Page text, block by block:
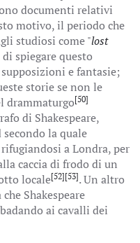
documenti relativi
motivo, il periodo che
studiosi come "lost
spiegare questo
e fantasie;
storie se non le
drammaturgo[50]
di Shakespeare,
la quale
a Londra, per
caccia di frodo di un
locale[52][53]. Un altro
Shakespeare
ai cavalli dei